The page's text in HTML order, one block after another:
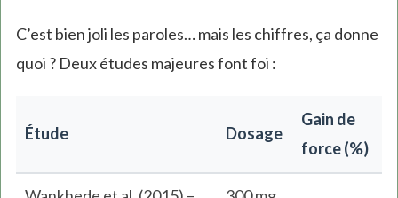
C’est bien joli les paroles… mais les chiffres, ça donne
quoi ? Deux études majeures font foi :
Étude Dosage
Gain de
force (%)